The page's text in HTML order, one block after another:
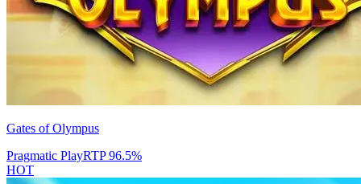
Gates of Olympus
Pragmatic PlayRTP96.5%
HOT